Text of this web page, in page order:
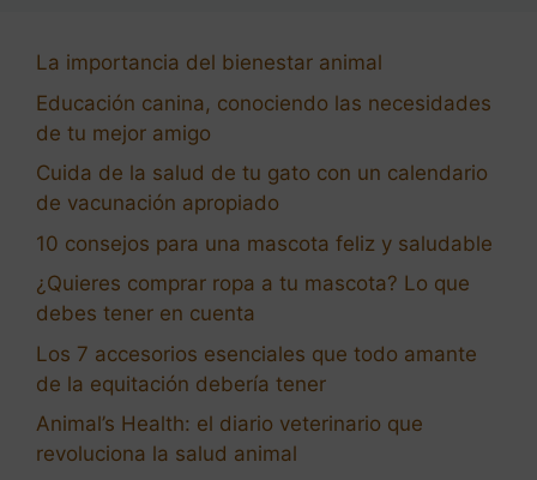
La importancia del bienestar animal
Educación canina, conociendo las necesidades
de tu mejor amigo
Cuida de la salud de tu gato con un calendario
de vacunación apropiado
10 consejos para una mascota feliz y saludable
¿Quieres comprar ropa a tu mascota? Lo que
debes tener en cuenta
Los 7 accesorios esenciales que todo amante
de la equitación debería tener
Animal’s Health: el diario veterinario que
revoluciona la salud animal